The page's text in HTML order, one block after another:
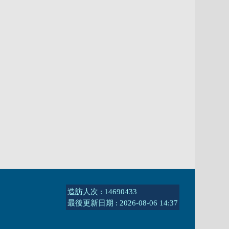
造訪人次 : 14690433
最後更新日期 : 2026-08-06 14:37